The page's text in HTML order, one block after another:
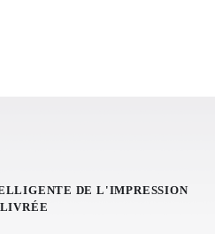
DE L'IMPRESSION
LIVRÉE